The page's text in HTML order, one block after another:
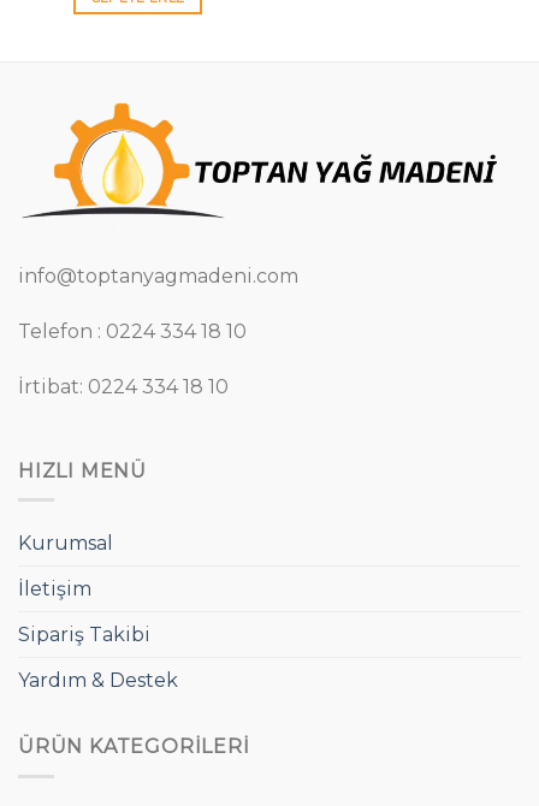
info@toptanyagmadeni.com
Telefon : 0224 334 18 10
İrtibat: 0224 334 18 10
HIZLI MENÜ
Kurumsal
İletişim
Sipariş Takibi
Yardım & Destek
ÜRÜN KATEGORILERI